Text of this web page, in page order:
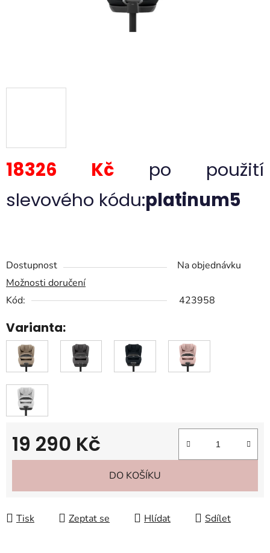
18326 Kč
po použití
slevového kódu:platinum5
Dostupnost
Na objednávku
Možnosti doručení
Kód:
423958
Varianta:
19 290 Kč
Měrná cena:
DO KOŠÍKU
Tisk Zeptat se Hlídat Sdílet